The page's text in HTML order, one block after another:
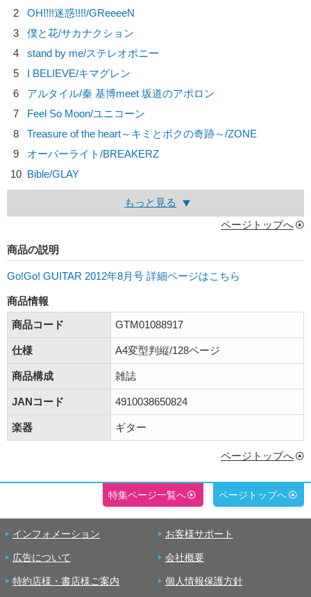
2
OH!!!!迷惑!!!!/GReeeeN
3
僕と花/サカナクション
4
stand by me/ステレオポニー
5
I BELIEVE/キマグレン
6
アルタイル/秦 基博meet 坂道のアポロン
7
Feel So Moon/ユニコーン
8
Treasure of the heart～キミとボクの奇跡～/ZONE
9
オーバーライト/BREAKERZ
10 Bible/GLAY
もっと見る
ページトップへ
商品の説明
Go!Go! GUITAR 2012年8月号 詳細ページはこちら
商品情報
商品コード
GTM01088917
仕様 A4変型判縦/128ページ
商品構成 雑誌
JANコード 4910038650824
楽器 ギター
ページトップへ
特集ページ一覧へ ページトップへ
インフォメーション お客様サポート
広告について 会社概要
特約店様・書店様ご案内 個人情報保護方針